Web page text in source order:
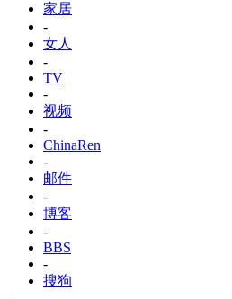
家居
-
女人
-
TV
-
视频
-
ChinaRen
-
邮件
-
博客
-
BBS
-
搜狗